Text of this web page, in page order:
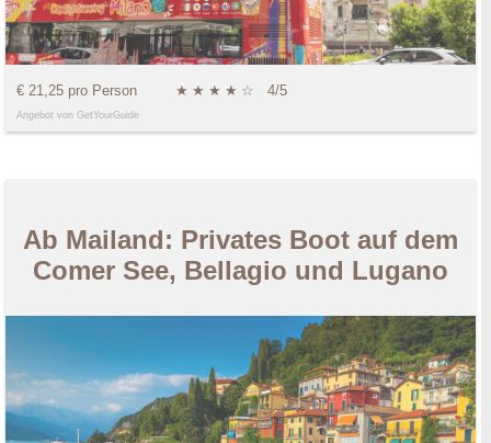
€ 21,25 pro Person ★ ★ ★ ★ ☆ 4/5
Angebot von GetYourGuide
Ab Mailand: Privates Boot auf dem
Comer See, Bellagio und Lugano